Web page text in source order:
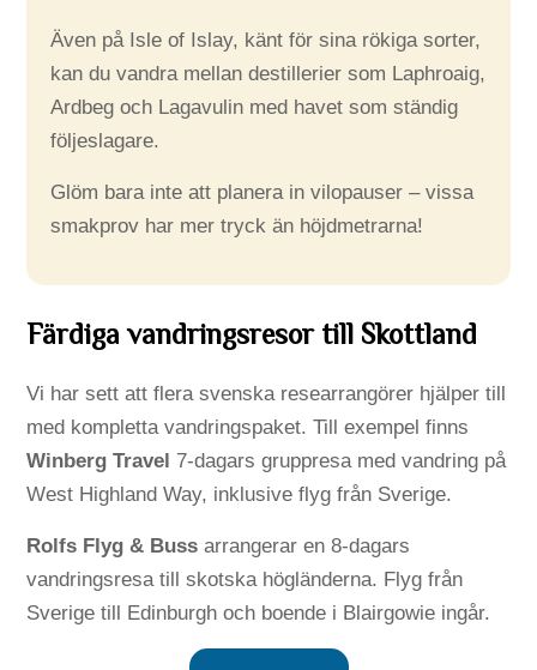
Även på Isle of Islay, känt för sina rökiga sorter,
kan du vandra mellan destillerier som Laphroaig,
Ardbeg och Lagavulin med havet som ständig
följeslagare.
Glöm bara inte att planera in vilopauser – vissa
smakprov har mer tryck än höjdmetrarna!
Färdiga vandringsresor till Skottland
Vi har sett att flera svenska researrangörer hjälper till
med kompletta vandringspaket. Till exempel finns
Winberg Travel 7-dagars gruppresa med vandring på
West Highland Way, inklusive flyg från Sverige.
Rolfs Flyg & Buss arrangerar en 8-dagars
vandringsresa till skotska högländerna. Flyg från
Sverige till Edinburgh och boende i Blairgowie ingår.